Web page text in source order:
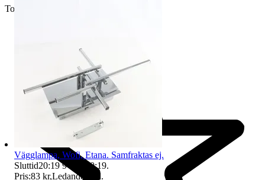
Toppsäljare
Vägglampa, Wofi, Etana. Samfraktas ej.
Sluttid20:19 9 aug 20:19.
Pris:83 kr,Ledande bud.